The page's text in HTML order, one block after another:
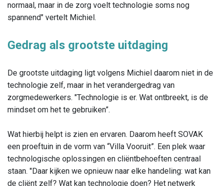
normaal, maar in de zorg voelt technologie soms nog
spannend" vertelt Michiel.
Gedrag als grootste uitdaging
De grootste uitdaging ligt volgens Michiel daarom niet in de
technologie zelf, maar in het verandergedrag van
zorgmedewerkers. "Technologie is er. Wat ontbreekt, is de
mindset om het te gebruiken”.
Wat hierbij helpt is zien en ervaren. Daarom heeft SOVAK
een proeftuin in de vorm van “Villa Vooruit”. Een plek waar
technologische oplossingen en cliëntbehoeften centraal
staan. "Daar kijken we opnieuw naar elke handeling: wat kan
de cliënt zelf? Wat kan technologie doen? Het netwerk